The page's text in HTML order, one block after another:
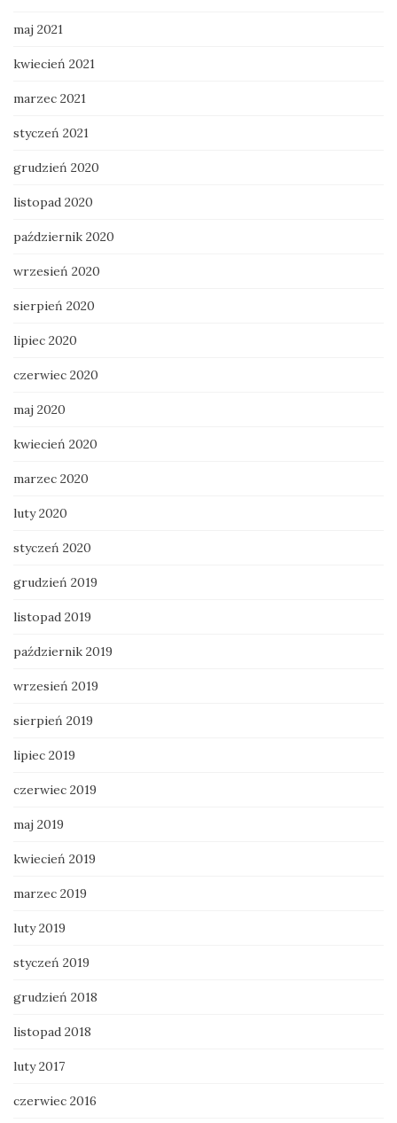
maj 2021
kwiecień 2021
marzec 2021
styczeń 2021
grudzień 2020
listopad 2020
październik 2020
wrzesień 2020
sierpień 2020
lipiec 2020
czerwiec 2020
maj 2020
kwiecień 2020
marzec 2020
luty 2020
styczeń 2020
grudzień 2019
listopad 2019
październik 2019
wrzesień 2019
sierpień 2019
lipiec 2019
czerwiec 2019
maj 2019
kwiecień 2019
marzec 2019
luty 2019
styczeń 2019
grudzień 2018
listopad 2018
luty 2017
czerwiec 2016